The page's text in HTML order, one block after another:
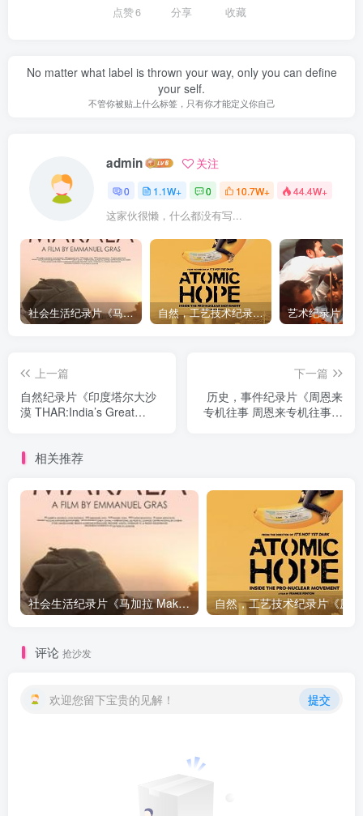
点赞6 分享 收藏
No matter what label is thrown your way, only you can define
your self.
不管你被贴上什么标签，只有你才能定义你自己
admin 关注
0 1.1W+ 0 10.7W+ 44.4W+
这家伙很懒，什么都没有写...
社会生活纪录片《马加拉 Makala》下载 自然，工艺技术纪录片《原子能的希望 Atomic Hope – Inside the Pro-Nuclear Movement》下载
上一篇
自然纪录片《印度塔尔大沙
漠 THAR:India’s Great
下一篇
历史，事件纪录片《周恩来
专机往事 周恩来专机往事》
相关推荐
社会生活纪录片《马加拉 Makala》下载
评论 抢沙发
欢迎您留下宝贵的见解！ 提交